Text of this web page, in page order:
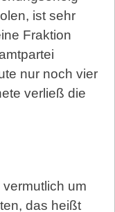
ist sehr
Fraktion
nur noch vier
verließ die
um
das heißt